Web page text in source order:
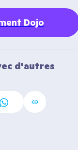
Dojo
d'autres